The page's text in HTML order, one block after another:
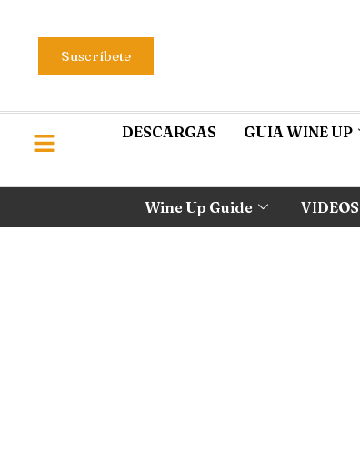
Suscríbete
DESCARGAS GUIA WINE UP
Wine Up Guide VIDEOS